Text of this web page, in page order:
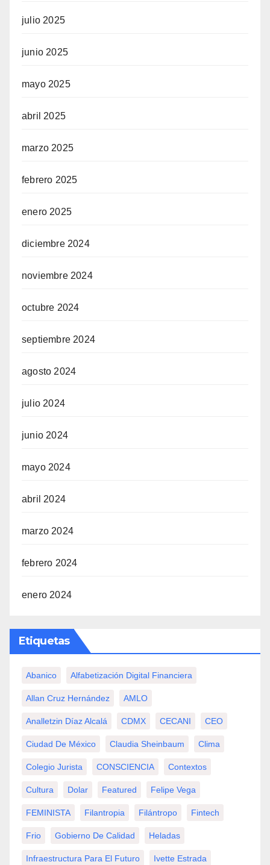
julio 2025
junio 2025
mayo 2025
abril 2025
marzo 2025
febrero 2025
enero 2025
diciembre 2024
noviembre 2024
octubre 2024
septiembre 2024
agosto 2024
julio 2024
junio 2024
mayo 2024
abril 2024
marzo 2024
febrero 2024
enero 2024
Etiquetas
Abanico Alfabetización Digital Financiera
Allan Cruz Hernández AMLO
Analletzin Díaz Alcalá CDMX CECANI CEO
Ciudad De México Claudia Sheinbaum Clima
Colegio Jurista CONSCIENCIA Contextos
Cultura Dolar Featured Felipe Vega
FEMINISTA Filantropia Filántropo Fintech
Frio Gobierno De Calidad Heladas
Infraestructura Para El Futuro Ivette Estrada